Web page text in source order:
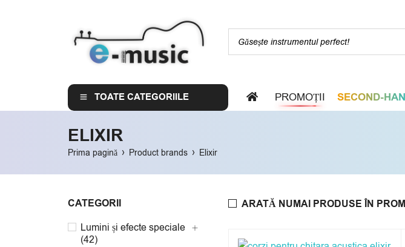
TOATE CATEGORIILE PROMOȚII SECOND-
ELIXIR
Prima pagină › Product brands › Elixir
CATEGORII
Lumini și efecte speciale
(42)
ARATĂ NUMAI PRODUSE ÎN